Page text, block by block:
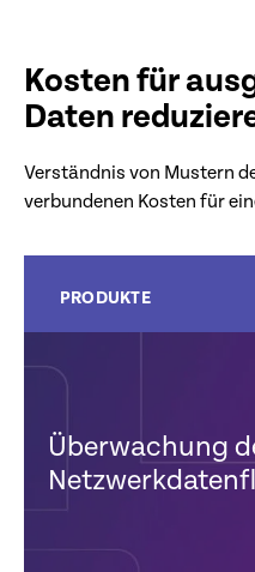
Kosten für
Daten
Verständnis von Mustern
verbundenen Kosten für
PRODUKTE
Überwachung